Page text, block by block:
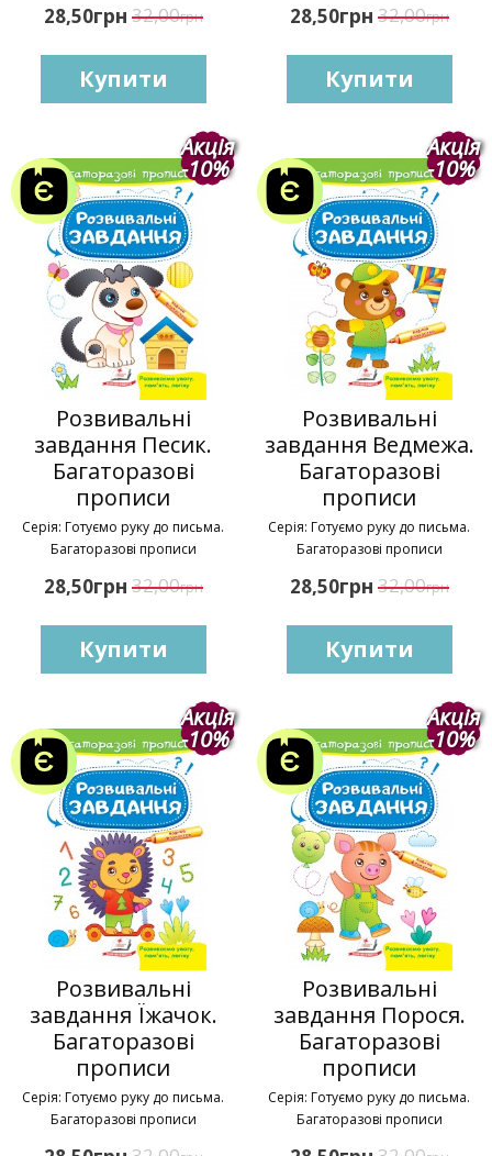
28,50грн 32,00грн
Купити
28,50грн 32,00грн
Купити
Акція
-10%
Розвивальні
завдання Песик.
Багаторазові
прописи
Серія: Готуємо руку до письма.
Багаторазові прописи
28,50грн 32,00грн
Купити
Акція
-10%
Розвивальні
завдання Ведмежа.
Багаторазові
прописи
Серія: Готуємо руку до письма.
Багаторазові прописи
28,50грн 32,00грн
Купити
Акція
-10%
Розвивальні
завдання Їжачок.
Багаторазові
прописи
Серія: Готуємо руку до письма.
Багаторазові прописи
Акція
-10%
Розвивальні
завдання Порося.
Багаторазові
прописи
Серія: Готуємо руку до письма.
Багаторазові прописи